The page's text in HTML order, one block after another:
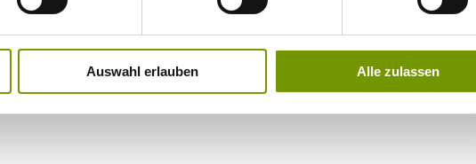
Auswahl erlauben Alle zulassen